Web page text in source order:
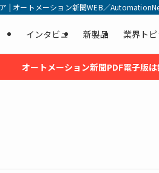
| オートメーション新聞WEB／
インタビュ 新製品 業界ト
オートメーション新聞PDF電子版